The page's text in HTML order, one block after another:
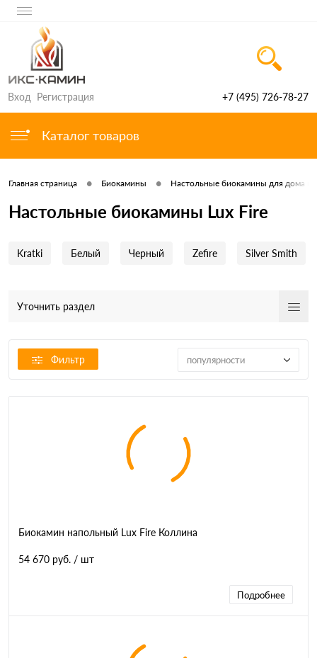
Вход Регистрация +7 (495) 726-78-27
Каталог товаров
Главная страница • Биокамины • Настольные биокамины для дома и
Настольные биокамины Lux Fire
Kratki Белый Черный Zefire Silver Smith
Уточнить раздел
Фильтр популярности
Биокамин напольный Lux Fire Коллина
54 670 руб. / шт
Подробнее